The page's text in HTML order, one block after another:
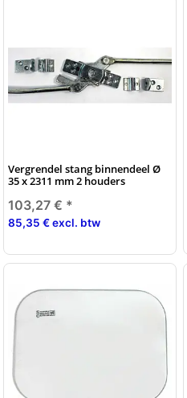
Vergrendel stang binnendeel Ø
35 x 2311 mm 2 houders
103,27 € *
85,35 € excl. btw